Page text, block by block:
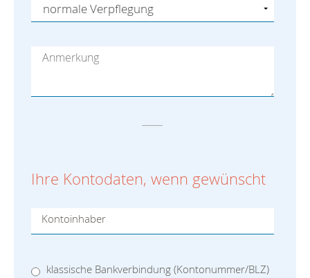
Ihre Kontodaten, wenn gewünscht
Kontoinhaber
klassische Bankverbindung (Kontonummer/BLZ)